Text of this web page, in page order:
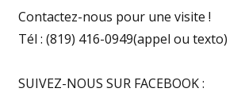
Contactez-nous pour une visite !
Tél : (819) 416-0949(appel ou texto)
SUIVEZ-NOUS SUR FACEBOOK :